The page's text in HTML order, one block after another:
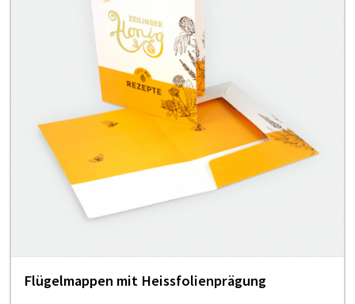
Flügelmappen mit Heissfolienprägung